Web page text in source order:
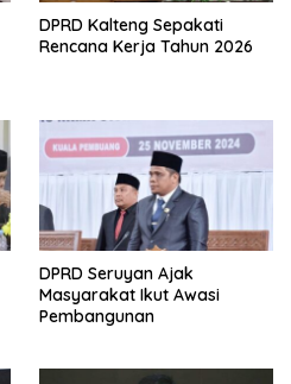
DPRD Kalteng Sepakati
Rencana Kerja Tahun 2026
DPRD Seruyan Ajak
Masyarakat Ikut Awasi
Pembangunan